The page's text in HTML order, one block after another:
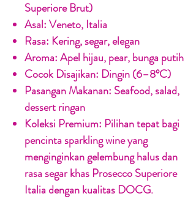
Superiore Brut)
Asal:Veneto, Italia
Rasa: Kering, segar, elegan
Aroma:Apel hijau, pear, bunga putih
Cocok Disajikan: Dingin (6–8°C)
Pasangan Makanan: Seafood, salad,
dessert ringan
Koleksi Premium: Pilihan tepat bagi
pencinta sparkling wine yang
menginginkan gelembung halus dan
rasa segar khas Prosecco Superiore
Italia dengan kualitas DOCG.